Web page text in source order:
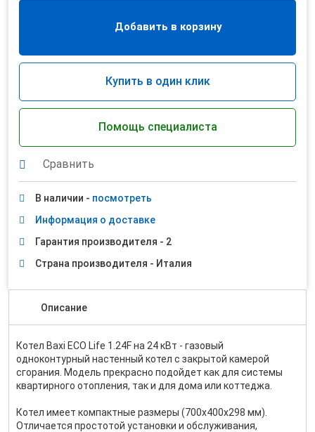
Добавить в корзину
Купить в один клик
Помощь специалиста
Сравнить
В наличии - посмотреть
Информация о доставке
Гарантия производителя - 2
Страна производителя - Италия
Описание
Котел Baxi ECO Life 1.24F на 24 кВт - газовый
одноконтурный настенный котел с закрытой камерой
сгорания. Модель прекрасно подойдет как для системы
квартирного отопления, так и для дома или коттеджа.
Котел имеет компактные размеры (700x400x298 мм).
Отличается простотой установки и обслуживания,